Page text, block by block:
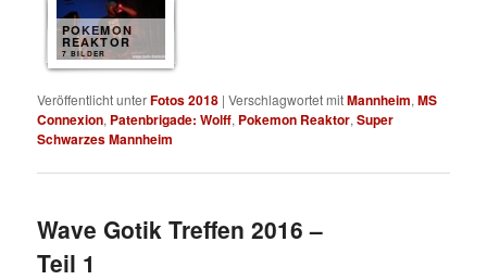
POKEMON
REAKTOR
7 BILDER
Veröffentlicht unterFotos 2018 |Verschlagwortet mitMannheim,MS
Connexion, Patenbrigade: Wolff, Pokemon Reaktor,Super
Schwarzes Mannheim
Wave Gotik Treffen 2016 –
Teil 1